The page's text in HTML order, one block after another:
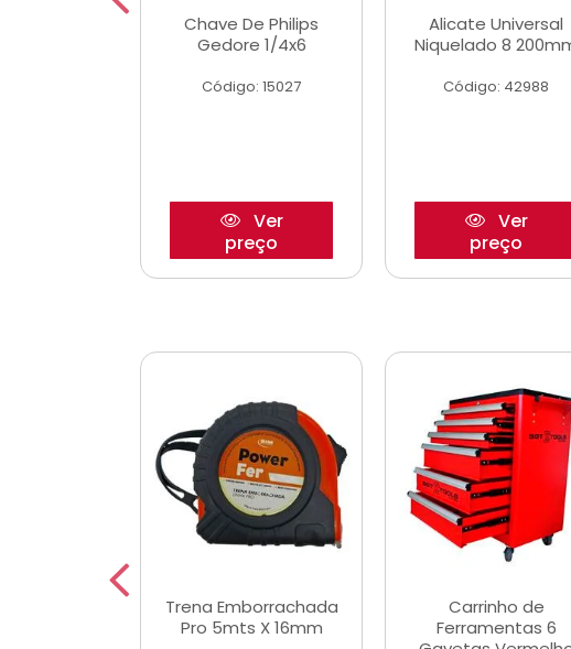
Chave De Philips
Gedore 1/4x6
Código: 15027
Ver
preço
Alicate Universal
Niquelado 8
Código: 42988
Ver
preço
Trena Emborrachada
Pro 5mts X 16mm
Carrinho de
Ferramentas 6